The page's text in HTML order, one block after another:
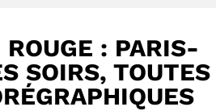
: PARIS-
SOIRS,